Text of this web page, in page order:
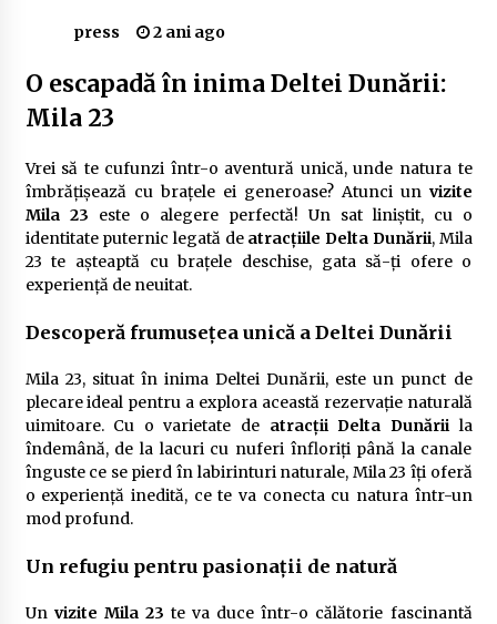
2 ani ago
Cele mai bune locuri pentru pescuitul crapului
în România (2024)
Cum să alegi firul de pescuit perfect pentru
crap: Ghid complet pentru pescari
2 ani ago
Uloga lokalne ekonomije u razvoju zajednice
Cotele Dunării: Monitorizare și Prognoze
Hidrologice prin DanubeAlert.com
2 ani ago
press 2 ani ago
O escapadă în inima Deltei Dunării:
Mila 23
Vrei să te cufunzi într-o aventură unică, unde natura te
îmbrățișează cu brațele ei generoase? Atunci un vizite
Mila 23 este o alegere perfectă! Un sat liniștit, cu o
identitate puternic legată de atracțiile Delta Dunării, Mila
23 te așteaptă cu brațele deschise, gata să-ți ofere o
experiență de neuitat.
Descoperă frumusețea unică a Deltei Dunării
Mila 23, situat în inima Deltei Dunării, este un punct de
plecare ideal pentru a explora această rezervație naturală
uimitoare. Cu o varietate de atracții Delta Dunăriila
îndemână, de la lacuri cu nuferi înfloriți până la canale
înguste ce se pierd în labirinturi naturale, Mila 23 îți oferă
o experiență inedită, ce te va conecta cu natura într-un
mod profund.
Un refugiu pentru pasionații de natură
Un vizite Mila 23 te va duce într-o călătorie fascinantă